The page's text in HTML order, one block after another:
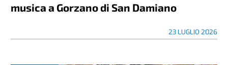
musica a Gorzano di San Damiano
23 LUGLIO 2026